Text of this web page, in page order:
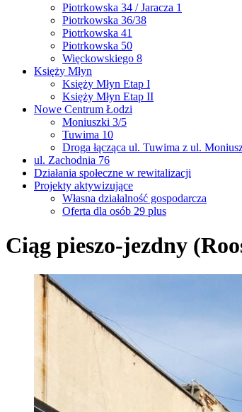
Piotrkowska 34 / Jaracza 1
Piotrkowska 36/38
Piotrkowska 41
Piotrkowska 50
Więckowskiego 8
Księży Młyn
Księży Młyn Etap I
Księży Młyn Etap II
Nowe Centrum Łodzi
Moniuszki 3/5
Tuwima 10
Droga łącząca ul. Tuwima z ul.
ul. Zachodnia 76
Działania społeczne w rewitalizacji
Projekty aktywizujące
Własna działalność gospodarcza
Oferta dla osób 29 plus
Ciąg pieszo-jezdny